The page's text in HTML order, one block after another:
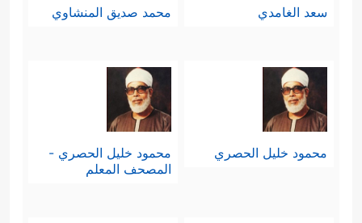
سعد الغامدي محمد صديق المنشاوي
محمود خليل الحصري
محمود خليل الحصري -
المصحف المعلم